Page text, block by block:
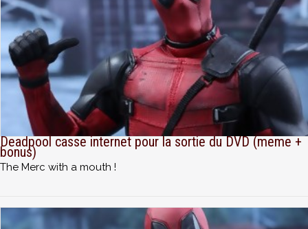
Deadpool casse internet pour la sortie du DVD (meme +
bonus)
The Merc with a mouth !